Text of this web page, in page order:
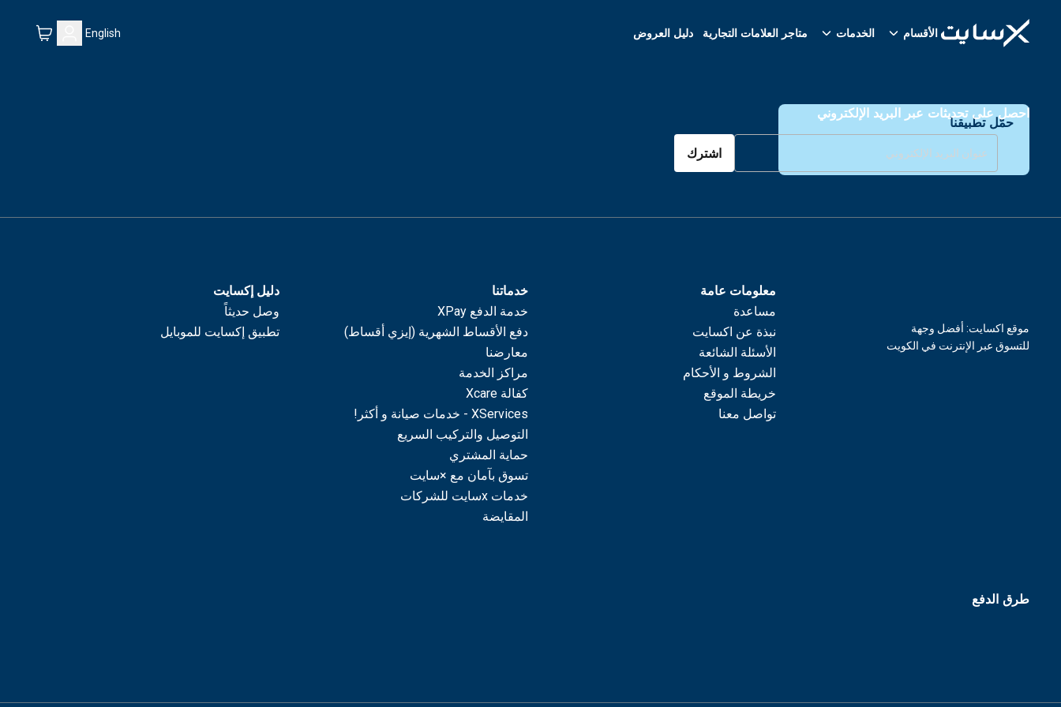
الأقسام الخدمات متاجر العلامات التجارية دليل العروض English
حمّل تطبيقنا
احصل على تحديثات عبر البريد الإلكتروني
اشترك
معلومات عامة
مساعدة
نبذة عن اكسايت
الأسئلة الشائعة
الشروط و الأحكام
خريطة الموقع
تواصل معنا
خدماتنا
خدمة الدفع XPay
دفع الأقساط الشهرية (إيزي أقساط)
معارضنا
مراكز الخدمة
كفالة Xcare
XServices - خدمات صيانة و أكثر!
التوصيل والتركيب السريع
حماية المشتري
تسوق بآمان مع ×سايت
خدمات xسايت للشركات
المقايضة
دليل إكسايت
وصل حديثاً
تطبيق إكسايت للموبايل
موقع اكسايت: أفضل وجهة
للتسوق عبر الإنترنت في الكويت
طرق الدفع